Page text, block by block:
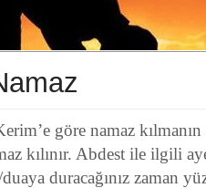
göre namaz
kılınır. Abdest ile ilgili
duracağınız zaman